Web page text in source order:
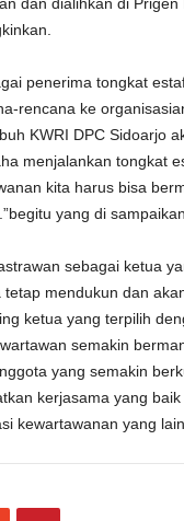
penerima tongkat
rencana ke
KWRI DPC Sidoarjo
menjalankan tongkat
kita harus bisa
yang di
sebagai ketua
mendukun dan
ketua yang terpilih
semakin
yang semakin
kerjasama yang
kewartawanan yang